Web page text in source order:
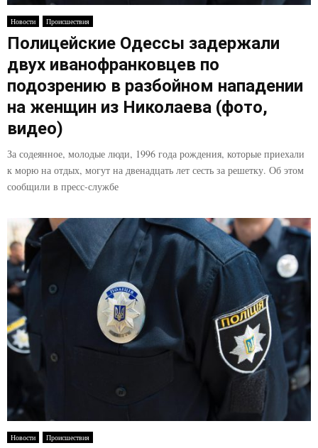
E
N
U
Новости Происшествия
Полицейские Одессы задержали
двух иванофранковцев по
подозрению в разбойном нападении
на женщин из Николаева (фото,
видео)
За содеянное, молодые люди, 1996 года рождения, которые приехали
к морю на отдых, могут на двенадцать лет сесть за решетку. Об этом
сообщили в пресс-службе
Новости Происшествия